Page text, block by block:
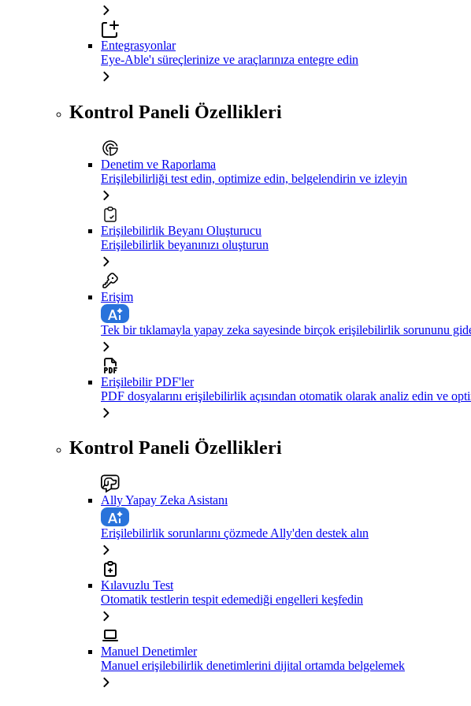
Entegrasyonlar
Eye-Able'ı süreçlerinize ve araçlarınıza entegre edin
Kontrol Paneli Özellikleri
Denetim ve Raporlama
Erişilebilirliği test edin, optimize edin, belgelendirin ve izleyin
Erişilebilirlik Beyanı Oluşturucu
Erişilebilirlik beyanınızı oluşturun
Erişim
Tek bir tıklamayla yapay zeka sayesinde birçok erişilebilirlik sorununu
Erişilebilir PDF'ler
PDF dosyalarını erişilebilirlik açısından otomatik olarak analiz edin ve
Kontrol Paneli Özellikleri
Ally Yapay Zeka Asistanı
Erişilebilirlik sorunlarını çözmede Ally'den destek alın
Kılavuzlu Test
Otomatik testlerin tespit edemediği engelleri keşfedin
Manuel Denetimler
Manuel erişilebilirlik denetimlerini dijital ortamda belgelemek